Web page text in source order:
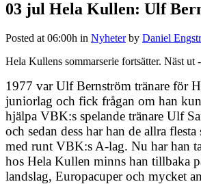
03 jul Hela Kullen: Ulf
Posted at 06:00h in Nyheter by Daniel
Hela Kullens sommarserie fortsätter. Näst ut
1977 var Ulf Bernström tränare för
juniorlag och fick frågan om han
hjälpa VBK:s spelande tränare Ulf
och sedan dess har han de allra
med runt VBK:s A-lag. Nu har han
hos Hela Kullen minns han tillbaka
landslag, Europacuper och mycket